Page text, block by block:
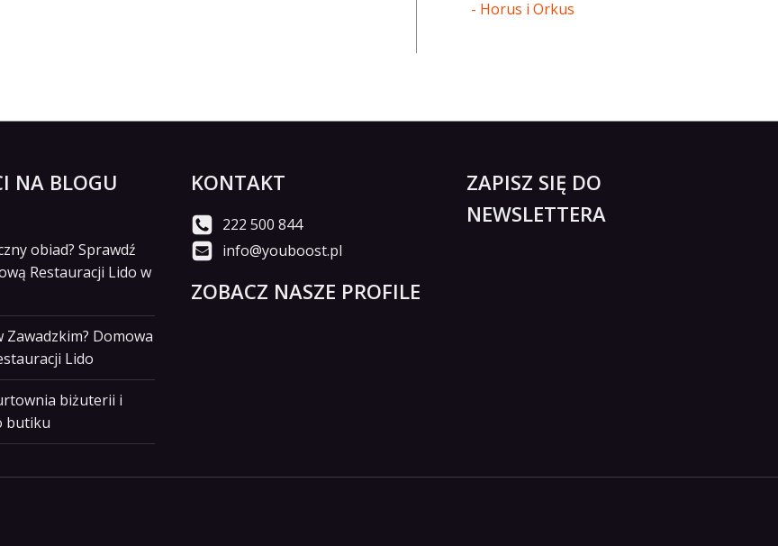
- Horus i Orkus
NA BLOGU
obiad? Sprawdź
Restauracji Lido w
Zawadzkim? Domowa
Lido
biżuterii i
butiku
KONTAKT
222 500 844
info@youboost.pl
ZOBACZ NASZE PROFILE
ZAPISZ SIĘ DO
NEWSLETTERA